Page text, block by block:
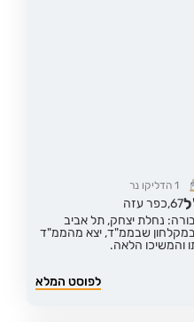
1הדליקו נר
67, כפר עזה
נחלת יצחק, תל אביב
במקלחון שבממ"ד, יצא מהממ"ד
והמשיכו הלאה.
לפוסט המלא